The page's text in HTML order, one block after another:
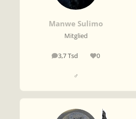
Manwe Sulimo
Mitglied
3,7 Tsd
Beiträge 0
Reputation
♂